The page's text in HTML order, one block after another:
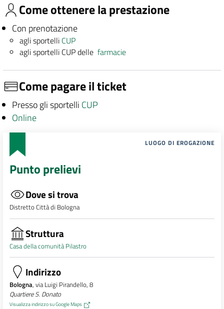
Come ottenere la prestazione
Con prenotazione
agli sportelli CUP
agli sportelli CUP dellefarmacie
Come pagare il ticket
Presso gli sportelli CUP
Online
LUOGO DI EROGAZIONE
Punto prelievi
Dove si trova
Distretto Città di Bologna
Struttura
Casa della comunità Pilastro
Indirizzo
Bologna, via Luigi Pirandello, 8
Quartiere S. Donato
Visualizza indirizzo su Google Maps